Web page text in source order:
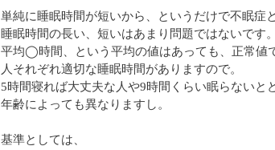
単純に睡眠時間が短いから、というだけで不眠症
睡眠時間の長い、短いはあまり問題ではないです。
平均◯時間、という平均の値はあっても、正常値
人それぞれ適切な睡眠時間がありますので。
5時間寝れば大丈夫な人や9時間くらい眠らないと
年齢によっても異なりますし。
基準としては、